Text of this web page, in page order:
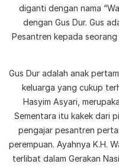
diganti dengan nama
dengan Gus Dur. Gus
Pesantren kepada
Gus Dur adalah anak
keluarga yang cukup
Hasyim Asyari,
Sementara itu kakek dari
pengajar pesantren
perempuan. Ayahnya K.H.
terlibat dalam Gerakan